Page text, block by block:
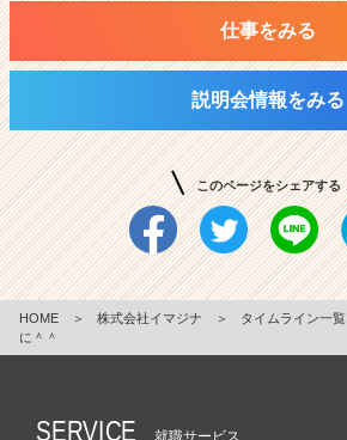
仕事をみる
説明会情報をみる
このページをシェアする
HOME ＞ 株式会社イマジナ ＞ タイムライン一覧
に＾＾
SERVICE 就職サービス